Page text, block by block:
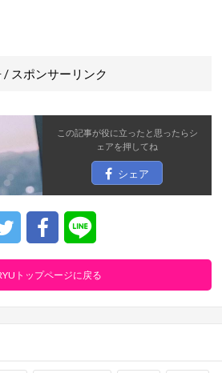
/ スポンサーリンク
この記事が役に立ったと思ったらシ
ェアを押してね
シェア
トップページに戻る